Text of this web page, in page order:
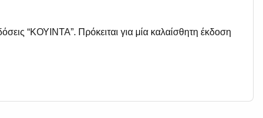
“ΚΟΥΙΝΤΑ”. Πρόκειται για μία καλαίσθητη έκδοση